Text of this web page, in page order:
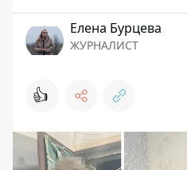
Елена Бурцева
ЖУРНАЛИСТ
👍